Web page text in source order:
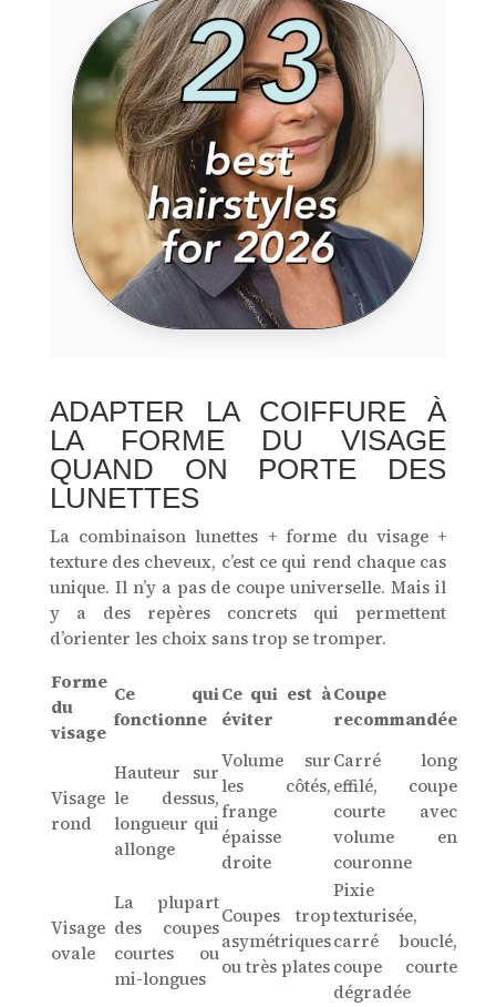
ADAPTER LA COIFFURE À
LA FORME DU VISAGE
QUAND ON PORTE DES
LUNETTES
La combinaison lunettes + forme du visage +
texture des cheveux, c’est ce qui rend chaque cas
unique. Il n’y a pas de coupe universelle. Mais il
y a des repères concrets qui permettent
d’orienter les choix sans trop se tromper.
Forme
du
visage
Ce qui
fonctionne
Ce qui est à
éviter
Coupe
recommandée
Visage
rond
Hauteur sur
le dessus,
longueur qui
allonge
Volume sur
les côtés,
frange
épaisse
droite
Carré long
effilé, coupe
courte avec
volume en
couronne
Visage
ovale
La plupart
des coupes
courtes ou
mi-longues
Coupes trop
asymétriques
ou très plates
Pixie
texturisée,
carré bouclé,
coupe courte
dégradée